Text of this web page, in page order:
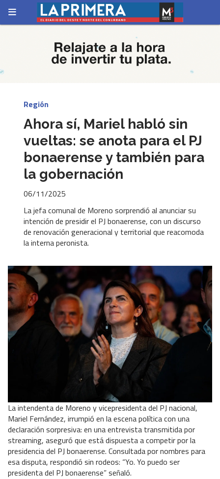
Ahora sí, Mariel habló sin
vueltas: se anota para el PJ
bonaerense y también para
la gobernación
La jefa comunal de Moreno sorprendió al anunciar su
intención de presidir el PJ bonaerense, con un discurso
de renovación generacional y territorial que reacomoda
la interna peronista.
Región
06/11/2025
La intendenta de Moreno y vicepresidenta del PJ nacional,
Mariel Fernández, irrumpió en la escena política con una
declaración sorpresiva: en una entrevista transmitida por
streaming, aseguró que está dispuesta a competir por la
presidencia del PJ bonaerense. Consultada por nombres para
esa disputa, respondió sin rodeos: “Yo. Yo puedo ser
presidenta del PJ bonaerense” señaló.